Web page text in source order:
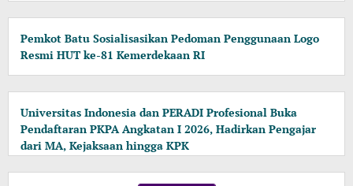
Pemkot Batu Sosialisasikan Pedoman Penggunaan Logo
Resmi HUT ke-81 Kemerdekaan RI
Universitas Indonesia dan PERADI Profesional Buka
Pendaftaran PKPA Angkatan I 2026, Hadirkan Pengajar
dari MA, Kejaksaan hingga KPK